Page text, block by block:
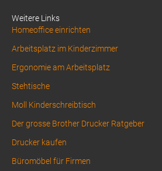
Weitere Links
Homeoffice einrichten
Arbeitsplatz im Kinderzimmer
Ergonomie am Arbeitsplatz
Stehtische
Moll Kinderschreibtisch
Der grosse Brother Drucker Ratgeber
Drucker kaufen
Büromöbel für Firmen